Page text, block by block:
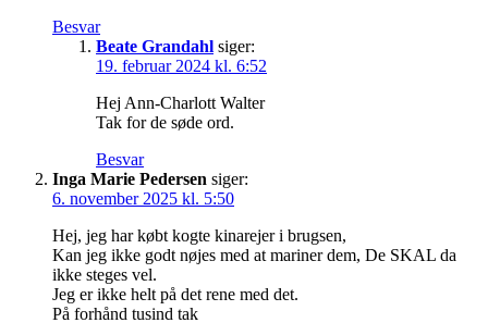
Besvar
Beate Grandahl siger:
19. februar 2024 kl. 6:52
Hej Ann-Charlott Walter
Tak for de søde ord.
Besvar
Inga Marie Pedersen siger:
6. november 2025 kl. 5:50
Hej, jeg har købt kogte kinarejer i brugsen,
Kan jeg ikke godt nøjes med at mariner dem, De SKAL da
ikke steges vel.
Jeg er ikke helt på det rene med det.
På forhånd tusind tak